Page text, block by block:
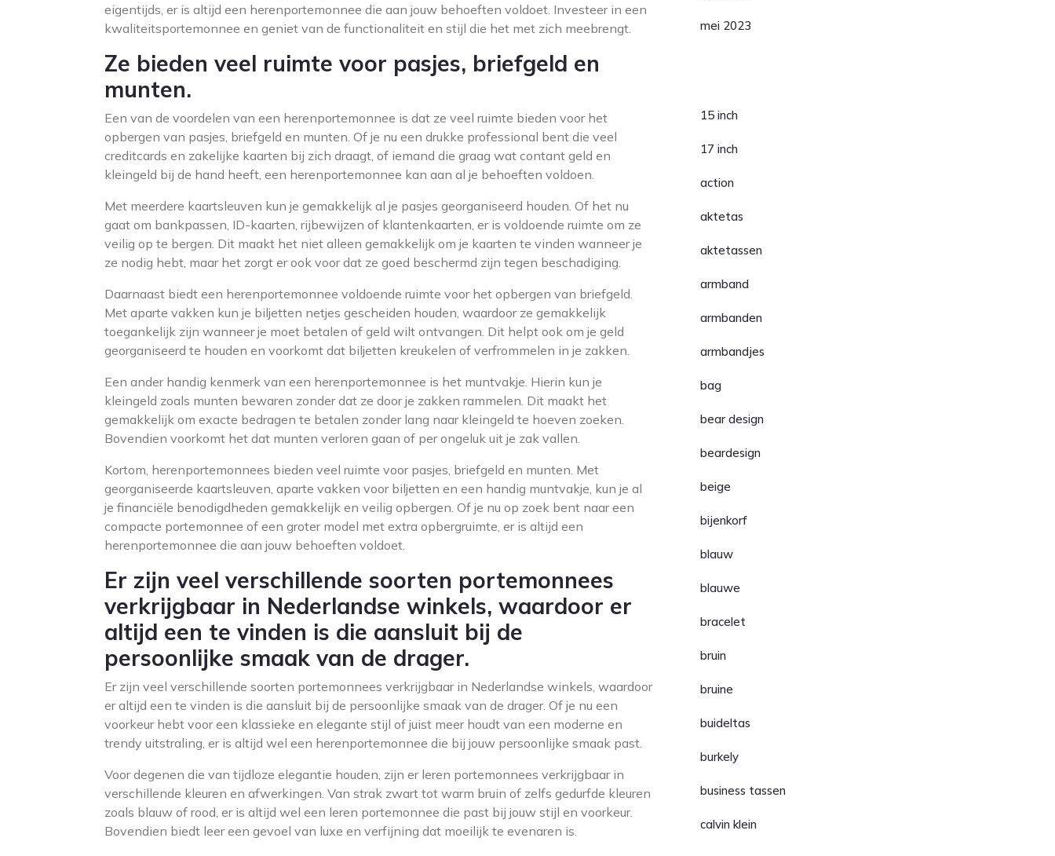
eigentijds, er is altijd een herenportemonnee die aan jouw behoeften voldoet. Investeer in een
kwaliteitsportemonnee en geniet van de functionaliteit en stijl die het met zich meebrengt.
Ze bieden veel ruimte voor pasjes, briefgeld en
munten.
Een van de voordelen van een herenportemonnee is dat ze veel ruimte bieden voor het
opbergen van pasjes, briefgeld en munten. Of je nu een drukke professional bent die veel
creditcards en zakelijke kaarten bij zich draagt, of iemand die graag wat contant geld en
kleingeld bij de hand heeft, een herenportemonnee kan aan al je behoeften voldoen.
Met meerdere kaartsleuven kun je gemakkelijk al je pasjes georganiseerd houden. Of het nu
gaat om bankpassen, ID-kaarten, rijbewijzen of klantenkaarten, er is voldoende ruimte om ze
veilig op te bergen. Dit maakt het niet alleen gemakkelijk om je kaarten te vinden wanneer je
ze nodig hebt, maar het zorgt er ook voor dat ze goed beschermd zijn tegen beschadiging.
Daarnaast biedt een herenportemonnee voldoende ruimte voor het opbergen van briefgeld.
Met aparte vakken kun je biljetten netjes gescheiden houden, waardoor ze gemakkelijk
toegankelijk zijn wanneer je moet betalen of geld wilt ontvangen. Dit helpt ook om je geld
georganiseerd te houden en voorkomt dat biljetten kreukelen of verfrommelen in je zakken.
Een ander handig kenmerk van een herenportemonnee is het muntvakje. Hierin kun je
kleingeld zoals munten bewaren zonder dat ze door je zakken rammelen. Dit maakt het
gemakkelijk om exacte bedragen te betalen zonder lang naar kleingeld te hoeven zoeken.
Bovendien voorkomt het dat munten verloren gaan of per ongeluk uit je zak vallen.
Kortom, herenportemonnees bieden veel ruimte voor pasjes, briefgeld en munten. Met
georganiseerde kaartsleuven, aparte vakken voor biljetten en een handig muntvakje, kun je al
je financiële benodigdheden gemakkelijk en veilig opbergen. Of je nu op zoek bent naar een
compacte portemonnee of een groter model met extra opbergruimte, er is altijd een
herenportemonnee die aan jouw behoeften voldoet.
Er zijn veel verschillende soorten portemonnees
verkrijgbaar in Nederlandse winkels, waardoor er
altijd een te vinden is die aansluit bij de
persoonlijke smaak van de drager.
Er zijn veel verschillende soorten portemonnees verkrijgbaar in Nederlandse winkels, waardoor
er altijd een te vinden is die aansluit bij de persoonlijke smaak van de drager. Of je nu een
voorkeur hebt voor een klassieke en elegante stijl of juist meer houdt van een moderne en
trendy uitstraling, er is altijd wel een herenportemonnee die bij jouw persoonlijke smaak past.
Voor degenen die van tijdloze elegantie houden, zijn er leren portemonnees verkrijgbaar in
verschillende kleuren en afwerkingen. Van strak zwart tot warm bruin of zelfs gedurfde kleuren
zoals blauw of rood, er is altijd wel een leren portemonnee die past bij jouw stijl en voorkeur.
Bovendien biedt leer een gevoel van luxe en verfijning dat moeilijk te evenaren is.
mei 2023
15 inch
17 inch
action
aktetas
aktetassen
armband
armbanden
armbandjes
bag
bear design
beardesign
beige
bijenkorf
blauw
blauwe
bracelet
bruin
bruine
buideltas
burkely
business tassen
calvin klein